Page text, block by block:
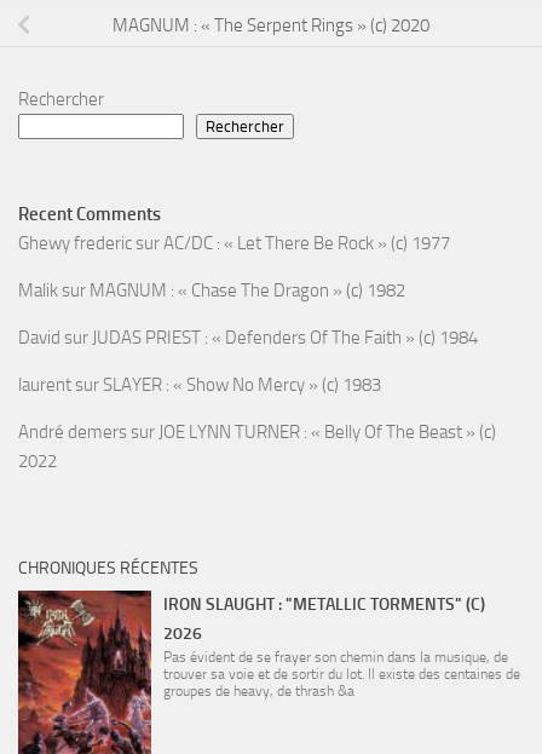
MAGNUM : « The Serpent Rings » (c) 2020
Rechercher
Rechercher
Recent Comments
Ghewy fredericsurAC/DC : « Let There Be Rock » (c) 1977
Maliksur MAGNUM : « Chase The Dragon » (c) 1982
David sur JUDAS PRIEST : « Defenders Of The Faith » (c) 1984
laurentsur SLAYER : « Show No Mercy » (c) 1983
André demerssur JOE LYNN TURNER : « Belly Of The Beast » (c)
2022
CHRONIQUES RÉCENTES
IRON SLAUGHT : "METALLIC TORMENTS" (C)
2026
Pas évident de se frayer son chemin dans la musique, de
trouver sa voie et de sortir du lot. Il existe des centaines de
groupes de heavy, de thrash &a